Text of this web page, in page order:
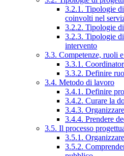
3.2.1. Tipologie
coinvolti nel
3.2.2. Tipologie
3.2.3. Tipologie
intervento
3.3. Competenze, ruoli
3.3.1.
3.3.2. Definire
3.4. Metodo di lavoro
3.4.1. Definire
3.4.2. Curare la
3.4.3.
3.4.4. Prendere
3.5. Il processo
3.5.1.
3.5.2.